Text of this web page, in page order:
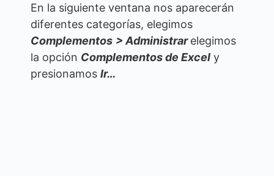
En la siguiente ventana nos aparecerán
diferentes categorías, elegimos
Complementos > Administrarelegimos
la opción Complementos de Excel y
presionamos Ir…